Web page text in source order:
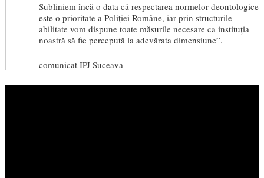
Subliniem încă o data că respectarea normelor deontologice
este o prioritate a Poliției Române, iar prin structurile
abilitate vom dispune toate măsurile necesare ca instituția
noastră să fie percepută la adevărata dimensiune”.
comunicat IPJ Suceava